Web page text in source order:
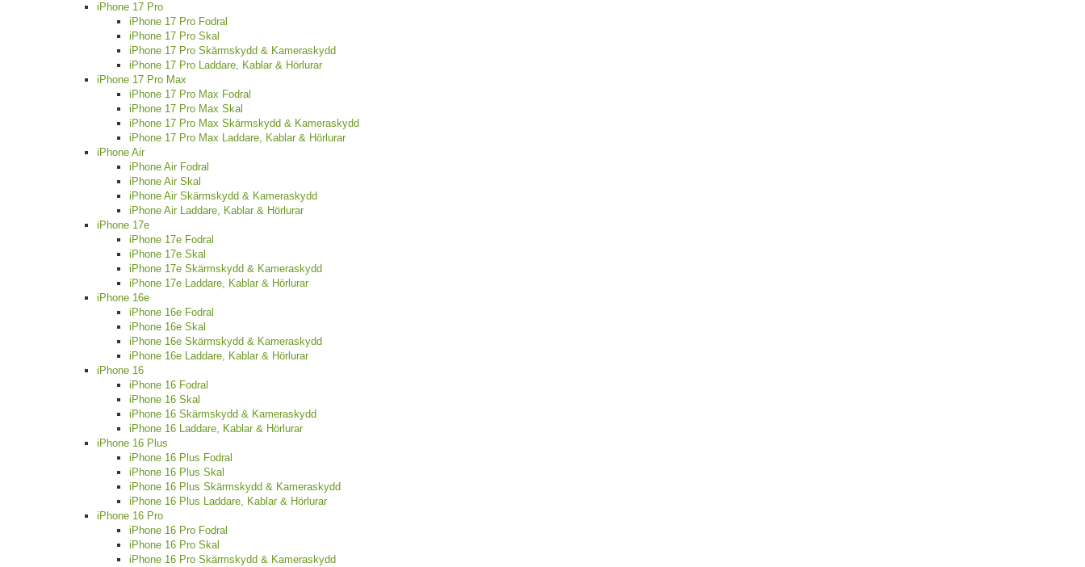
iPhone 17 Pro
iPhone 17 Pro Fodral
iPhone 17 Pro Skal
iPhone 17 Pro Skärmskydd & Kameraskydd
iPhone 17 Pro Laddare, Kablar & Hörlurar
iPhone 17 Pro Max
iPhone 17 Pro Max Fodral
iPhone 17 Pro Max Skal
iPhone 17 Pro Max Skärmskydd & Kameraskydd
iPhone 17 Pro Max Laddare, Kablar & Hörlurar
iPhone Air
iPhone Air Fodral
iPhone Air Skal
iPhone Air Skärmskydd & Kameraskydd
iPhone Air Laddare, Kablar & Hörlurar
iPhone 17e
iPhone 17e Fodral
iPhone 17e Skal
iPhone 17e Skärmskydd & Kameraskydd
iPhone 17e Laddare, Kablar & Hörlurar
iPhone 16e
iPhone 16e Fodral
iPhone 16e Skal
iPhone 16e Skärmskydd & Kameraskydd
iPhone 16e Laddare, Kablar & Hörlurar
iPhone 16
iPhone 16 Fodral
iPhone 16 Skal
iPhone 16 Skärmskydd & Kameraskydd
iPhone 16 Laddare, Kablar & Hörlurar
iPhone 16 Plus
iPhone 16 Plus Fodral
iPhone 16 Plus Skal
iPhone 16 Plus Skärmskydd & Kameraskydd
iPhone 16 Plus Laddare, Kablar & Hörlurar
iPhone 16 Pro
iPhone 16 Pro Fodral
iPhone 16 Pro Skal
iPhone 16 Pro Skärmskydd & Kameraskydd